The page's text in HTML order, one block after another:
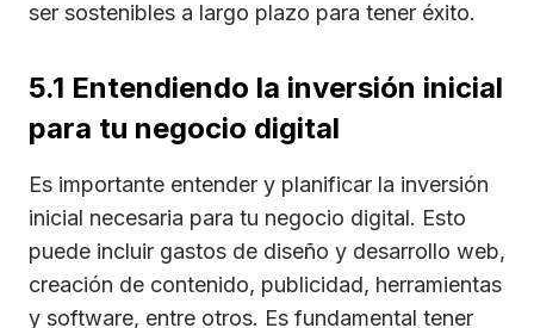
ser sostenibles a largo plazo para tener éxito.
5.1 Entendiendo la inversión inicial
para tu negocio digital
Es importante entender y planificar la inversión
inicial necesaria para tu negocio digital. Esto
puede incluir gastos de diseño y desarrollo web,
creación de contenido, publicidad, herramientas
y software, entre otros. Es fundamental tener